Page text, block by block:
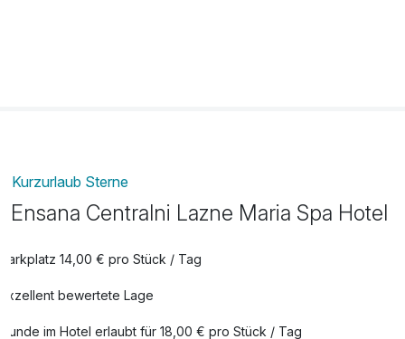
Kurzurlaub Sterne
Ensana Centralni Lazne Maria Spa Hotel
Parkplatz 14,00 € pro Stück / Tag
Exzellent bewertete Lage
Hunde im Hotel erlaubt für 18,00 € pro Stück / Tag